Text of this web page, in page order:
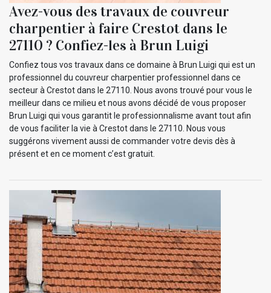
Avez-vous des travaux de couvreur
charpentier à faire Crestot dans le
27110 ? Confiez-les à Brun Luigi
Confiez tous vos travaux dans ce domaine à Brun Luigi qui est un
professionnel du couvreur charpentier professionnel dans ce
secteur à Crestot dans le 27110. Nous avons trouvé pour vous le
meilleur dans ce milieu et nous avons décidé de vous proposer
Brun Luigi qui vous garantit le professionnalisme avant tout afin
de vous faciliter la vie à Crestot dans le 27110. Nous vous
suggérons vivement aussi de commander votre devis dès à
présent et en ce moment c’est gratuit.